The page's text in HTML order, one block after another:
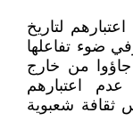
لتاريخ
ضوء تفاعلها
من خارج
اعتبارهم
ثقافة شعبوية